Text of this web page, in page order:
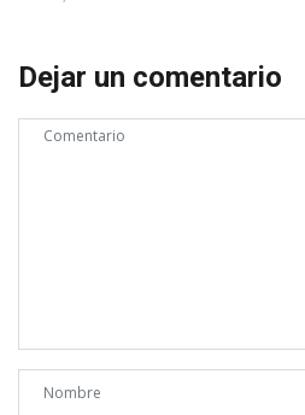
Dejar un comentario